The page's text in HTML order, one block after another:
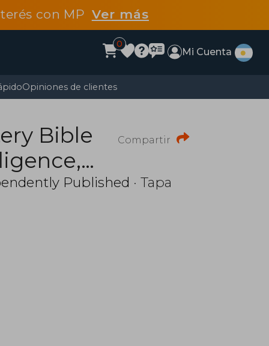
con MP Ver más
0
Mi Cuenta
Opiniones de clientes
Compartir
Bible
Published · Tapa